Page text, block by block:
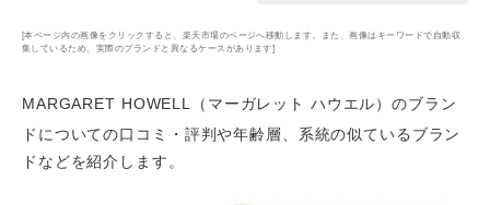
[本ページ内の画像をクリックすると、楽天市場のページへ移動します。また、画像はキーワードで自動収
集しているため、実際のブランドと異なるケースがあります]
MARGARET HOWELL（マーガレット ハウエル）のブラン
ドについての口コミ・評判や年齢層
、系統の似ているブラン
ドなどを紹介します。